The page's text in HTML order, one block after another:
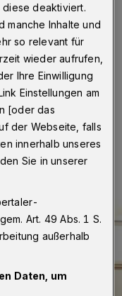
deaktiviert.
manche Inhalte und
so relevant für
wieder aufrufen,
Ihre Einwilligung
Einstellungen am
[oder das
der Webseite, falls
innerhalb unseres
Sie in unserer
Art. 49 Abs. 1 S.
außerhalb
Daten, um